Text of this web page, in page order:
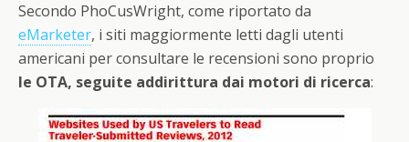
Secondo PhoCusWright, come riportato da
eMarketer, i siti maggiormente letti dagli utenti
americani per consultare le recensioni sono proprio
le OTA, seguite addirittura dai motori di ricerca: